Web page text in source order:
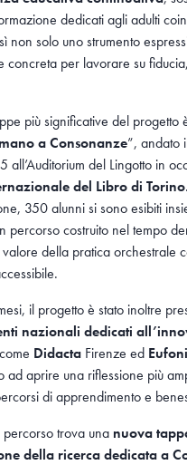
dedicati agli adulti
non solo uno strumento
concreta per lavorare su
più significative del progetto
a Consonanze”, andato
all’Auditorium del Lingotto in
del Libro di Torino
350 alunni si sono esibiti
percorso costruito nel tempo
della pratica orchestrale
il progetto è stato inoltre
nazionali dedicati
Didacta Firenze ed
ad aprire una riflessione più
di apprendimento e
trova una nuova
della ricerca dedicata a